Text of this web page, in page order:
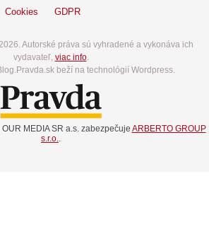
Cookies GDPR
Autorské práva sú vyhradené a vykonáva ich
vydavateľ, viac info.
beží na technológií Wordpress.
MEDIA SR a.s. zabezpečuje ARBERTO GROUP
s.r.o..